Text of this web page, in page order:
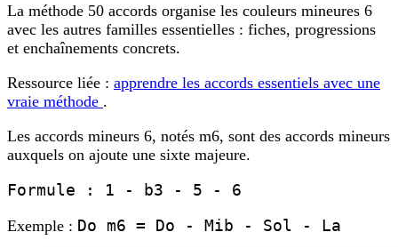
La méthode 50 accords organise les couleurs mineures 6
avec les autres familles essentielles : fiches, progressions
et enchaînements concrets.
Ressource liée : apprendre les accords essentiels avec une
vraie méthode .
Les accords mineurs 6, notés m6, sont des accords mineurs
auxquels on ajoute une sixte majeure.
Formule : 1 - b3 - 5 - 6
Exemple : Do m6 = Do - Mib - Sol - La